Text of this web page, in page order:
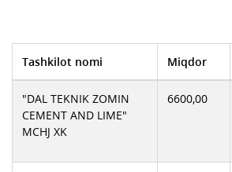
ООО QARSHI CONCH CEMENT
ООО ИП HUAXIN CEMENT JIZZAKH
СП ООО "Farg’ona Yasin Qurilish Mollari"
Tashkilot nomi Miqdor
"DAL TEKNIK ZOMIN
CEMENT AND LIME"
MCHJ XK
6600,00